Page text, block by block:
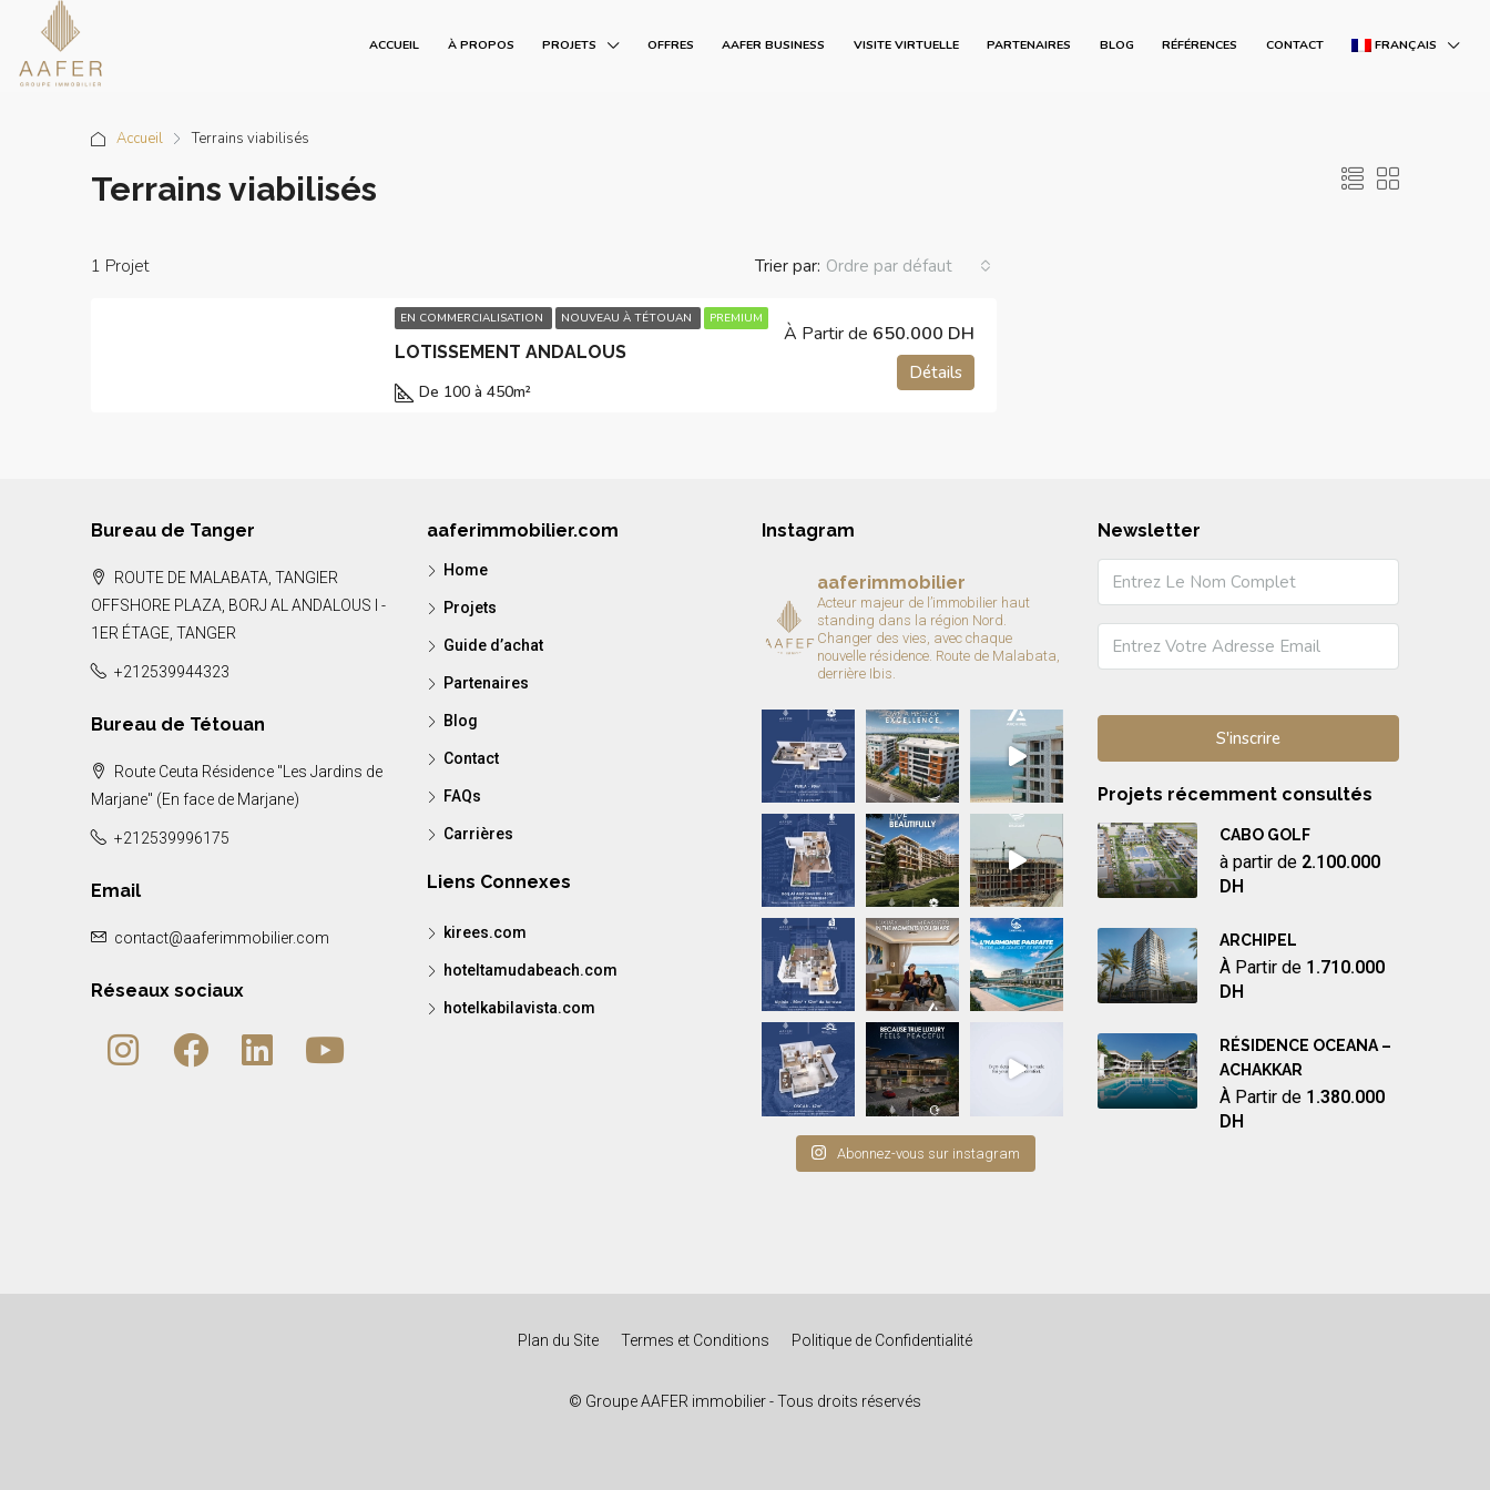
ACCUEIL À PROPOS PROJETS OFFRES AAFER BUSINESS VISITE VIRTUELLE PARTENAIRES BLOG RÉFÉRENCES CONTACT FRANÇAIS
Accueil Terrains viabilisés
Terrains viabilisés
1 Projet Trier par: Ordre par défaut
EN COMMERCIALISATION NOUVEAU À TÉTOUAN PREMIUM
LOTISSEMENT ANDALOUS
À Partir de 650.000 DH
De 100 à 450m²
Détails
Bureau de Tanger
ROUTE DE MALABATA, TANGIER
OFFSHORE PLAZA, BORJ AL ANDALOUS I -
1ER ÉTAGE, TANGER
+212539944323
Bureau de Tétouan
Route Ceuta Résidence "Les Jardins de
Marjane" (En face de Marjane)
+212539996175
Email
contact@aaferimmobilier.com
Réseaux sociaux
aaferimmobilier.com
Home
Projets
Guide d’achat
Partenaires
Blog
Contact
FAQs
Carrières
Liens Connexes
kirees.com
hoteltamudabeach.com
hotelkabilavista.com
Instagram
aaferimmobilier
Acteur majeur de l’immobilier haut
standing dans la région Nord.
Changer des vies, avec chaque
nouvelle résidence. Route de Malabata,
derrière Ibis.
Abonnez-vous sur instagram
Newsletter
Projets récemment consultés
CABO GOLF
à partir de 2.100.000
DH
ARCHIPEL
À Partir de 1.710.000
DH
RÉSIDENCE OCEANA –
ACHAKKAR
À Partir de 1.380.000
DH
Plan du Site Termes et Conditions Politique de Confidentialité
© Groupe AAFER immobilier - Tous droits réservés